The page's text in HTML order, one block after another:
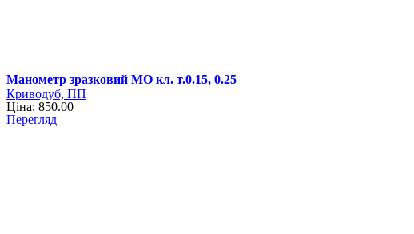
Манометр зразковий МО кл. т.0.15, 0.25
Криводуб, ПП
Ціна: 850.00
Перегляд